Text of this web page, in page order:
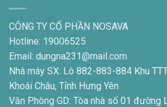
CÔNG TY CỔ PHẦN NOSAVA
Hotline: 19006525
Email: dungna231@mail.com
Nhà máy SX: Lô 882-883-884 Khu
Khoái Châu, Tỉnh Hưng Yên
Văn Phòng GD: Tòa nhà số 01 đường